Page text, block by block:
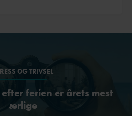
OG TRIVSEL
ferien er årets mest
ærlige